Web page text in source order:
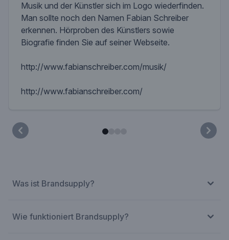
Musik und der Künstler sich im Logo wiederfinden.
Man sollte noch den Namen Fabian Schreiber
erkennen. Hörproben des Künstlers sowie
Biografie finden Sie auf seiner Webseite.
http://www.fabianschreiber.com/musik/
http://www.fabianschreiber.com/
Was ist Brandsupply?
Wie funktioniert Brandsupply?